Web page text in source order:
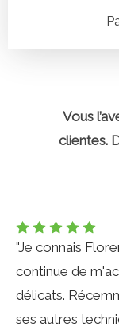
Vous
clientes.
"Je connais
continue de
délicats.
ses autres